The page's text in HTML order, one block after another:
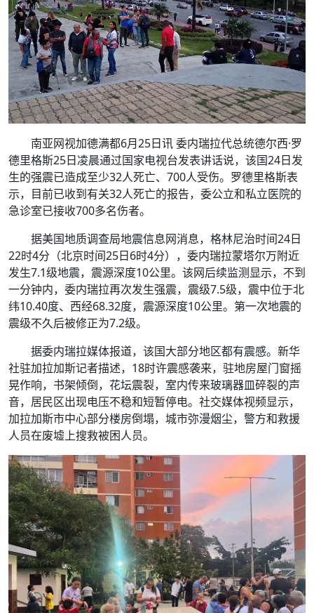
南亚网视加德满都6月25日讯 委内瑞拉代总统德尔西·罗
德里格斯25日凌晨通过国家电视台发表讲话说，该国24日发
生的强震已造成至少32人死亡、700人受伤。罗德里格斯表
示，目前已收到有关32人死亡的报告，委公立和私立医院的
急诊室已接收700多名伤者。
据美国地质调查局地震信息网消息，格林尼治时间24日
22时4分（北京时间25日6时4分），委内瑞拉蒙塔尔万附近
发生7.1级地震，震源深度10公里。该网后续监测显示，不到
一分钟内，委内瑞拉再次发生强震，震级7.5级，震中位于北
纬10.40度、西经68.32度，震源深度10公里。第一次地震的
震级不久后被修正为7.2级。
据委内瑞拉媒体报道，该国大部分地区都有震感。新华
社驻加拉加斯记者描述，18时许震感袭来，驻地房屋门窗摇
晃作响，书架倾倒，花坛震裂，室内传来玻璃器皿碎裂的声
音，居民区出现电压不稳和短暂停电。社交媒体视频显示，
加拉加斯市中心部分楼房倒塌，城市弥漫烟尘，警方和救援
人员在废墟上搜救被困人员。